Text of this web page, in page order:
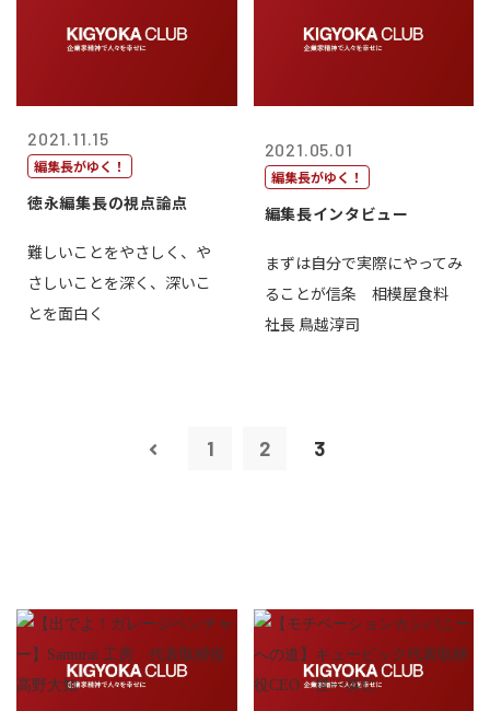
2021.11.15
編集長がゆく！
徳永編集長の視点論点
難しいことをやさしく、や
さしいことを深く、深いこ
とを面白く
2021.05.01
編集長がゆく！
編集長インタビュー
まずは自分で実際にやってみ
ることが信条 相模屋食料
社長 鳥越淳司
1 2 3